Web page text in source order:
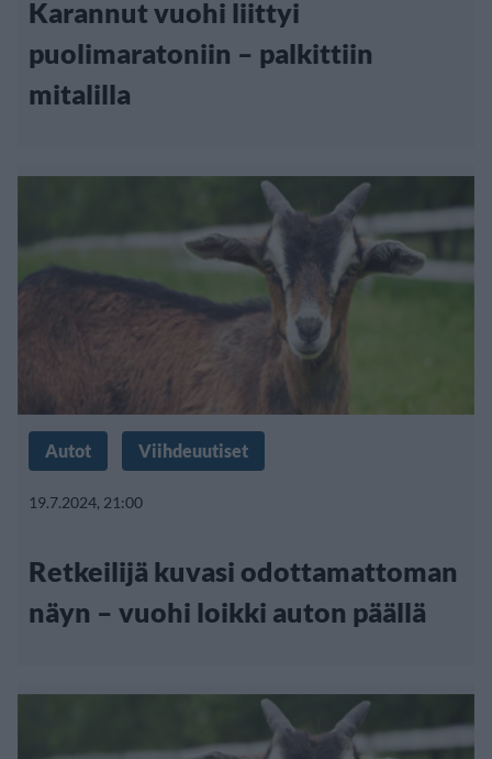
Karannut vuohi liittyi
puolimaratoniin – palkittiin
mitalilla
Autot Viihdeuutiset
19.7.2024, 21:00
Retkeilijä kuvasi odottamattoman
näyn – vuohi loikki auton päällä